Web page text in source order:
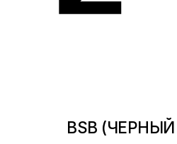
BSB